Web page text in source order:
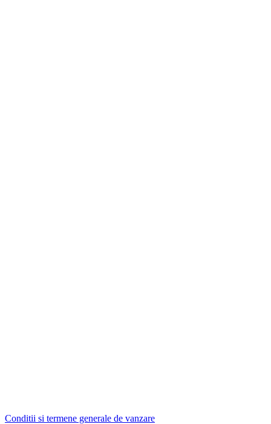
Conditii si termene generale de vanzare